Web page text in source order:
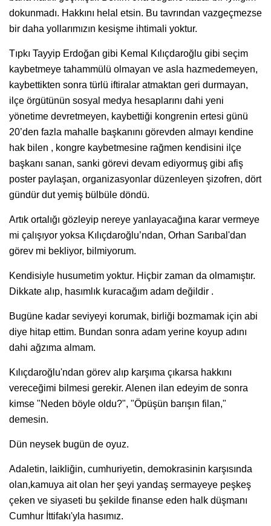
dokunmadı. Hakkını helal etsin. Bu tavrından vazgeçmezse
bir daha yollarımızın kesişme ihtimali yoktur.
Tıpkı Tayyip Erdoğan gibi Kemal Kılıçdaroğlu gibi seçim
kaybetmeye tahammülü olmayan ve asla hazmedemeyen,
kaybettikten sonra türlü iftiralar atmaktan geri durmayan,
ilçe örgütünün sosyal medya hesaplarını dahi yeni
yönetime devretmeyen, kaybettiği kongrenin ertesi günü
20’den fazla mahalle başkanını görevden almayı kendine
hak bilen , kongre kaybetmesine rağmen kendisini ilçe
başkanı sanan, sanki görevi devam ediyormuş gibi afiş
poster paylaşan, organizasyonlar düzenleyen şizofren, dört
gündür dut yemiş bülbüle döndü.
Artık ortalığı gözleyip nereye yanlayacağına karar vermeye
mi çalışıyor yoksa Kılıçdaroğlu’ndan, Orhan Sarıbal'dan
görev mi bekliyor, bilmiyorum.
Kendisiyle husumetim yoktur. Hiçbir zaman da olmamıştır.
Dikkate alıp, hasımlık kuracağım adam değildir .
Bugüne kadar seviyeyi korumak, birliği bozmamak için abi
diye hitap ettim. Bundan sonra adam yerine koyup adını
dahi ağzıma almam.
Kılıçdaroğlu'ndan görev alıp karşıma çıkarsa hakkını
vereceğimi bilmesi gerekir. Alenen ilan edeyim de sonra
kimse "Neden böyle oldu?", "Öpüşün barışın filan,"
demesin.
Dün neysek bugün de oyuz.
Adaletin, laikliğin, cumhuriyetin, demokrasinin karşısında
olan,kamuya ait olan her şeyi yandaş sermayeye peşkeş
çeken ve siyaseti bu şekilde finanse eden halk düşmanı
Cumhur İttifakı'yla hasımız.